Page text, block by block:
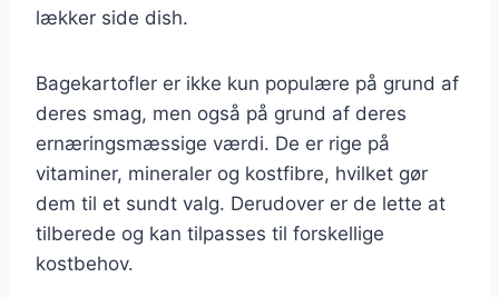
lækker side dish.
Bagekartofler er ikke kun populære på grund af
deres smag, men også på grund af deres
ernæringsmæssige værdi. De er rige på
vitaminer, mineraler og kostfibre, hvilket gør
dem til et sundt valg. Derudover er de lette at
tilberede og kan tilpasses til forskellige
kostbehov.